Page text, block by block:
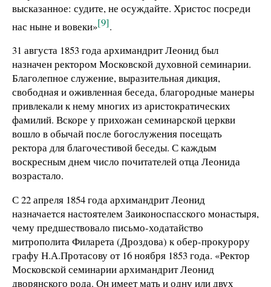
высказанное: судите, не осуждайте. Христос посреди
нас ныне и вовеки»[9].
31 августа 1853 года архимандрит Леонид был
назначен ректором Московской духовной семинарии.
Благолепное служение, выразительная дикция,
свободная и оживленная беседа, благородные манеры
привлекали к нему многих из аристократических
фамилий. Вскоре у прихожан семинарской церкви
вошло в обычай после богослужения посещать
ректора для благочестивой беседы. С каждым
воскресным днем число почитателей отца Леонида
возрастало.
С 22 апреля 1854 года архимандрит Леонид
назначается настоятелем Заиконоспасского монастыря,
чему предшествовало письмо-ходатайство
митрополита Филарета (Дроздова) к обер-прокурору
графу Н.А.Протасову от 16 ноября 1853 года. «Ректор
Московской семинарии архимандрит Леонид
дворянского рода. Он имеет мать и одну или двух